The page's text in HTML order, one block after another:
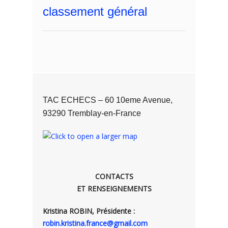
classement général
TAC ECHECS – 60 10eme Avenue,
93290 Tremblay-en-France
CONTACTS
ET RENSEIGNEMENTS
Kristina ROBIN, Présidente :
robin.kristina.france@gmail.com